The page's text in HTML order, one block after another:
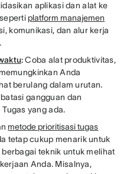
aplikasi dan alat ke
platform manajemen
komunikasi, dan alur kerja
:Coba alat produktivitas,
Anda
berulang dalam urutan.
gangguan dan
yang ada.
metode prioritisasi tugas
tetap cukup menarik untuk
teknik untuk melihat
Anda. Misalnya,